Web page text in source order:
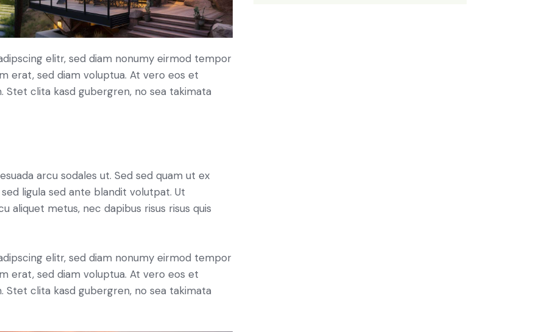
elitr, sed diam nonumy eirmod tempor
erat, sed diam voluptua. At vero eos et
clita kasd gubergren, no sea takimata
arcu sodales ut. Sed sed quam ut ex
ligula sed ante blandit volutpat. Ut
aliquet metus, nec dapibus risus risus quis
elitr, sed diam nonumy eirmod tempor
erat, sed diam voluptua. At vero eos et
clita kasd gubergren, no sea takimata